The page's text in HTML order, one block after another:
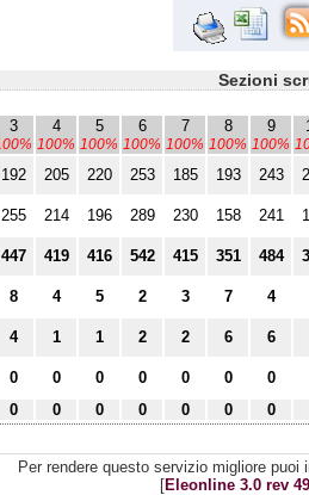
Sezioni
3 4
100%
5
100%
6
100%
7
100%
8
100%
9
100%
192 205 220 253 185 193 243
255 214 196 289 230 158 241
447 419 416 542 415 351 484
8 4 5 2 3 7 4
4 1 1 2 2 6 6
0 0 0 0 0 0 0
0 0 0 0 0 0 0
Per rendere questo servizio migliore
[Eleonline 3.0 rev